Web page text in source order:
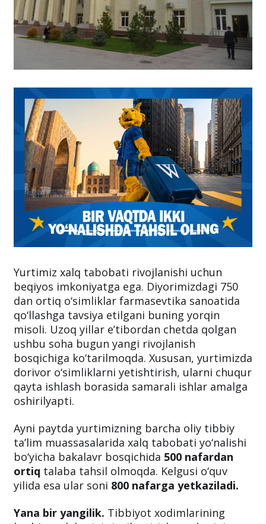
Yurtimiz xalq tabobati rivojlanishi uchun
beqiyos imkoniyatga ega. Diyorimizdagi 750
dan ortiq o‘simliklar farmasevtika sanoatida
qo‘llashga tavsiya etilgani buning yorqin
misoli. Uzoq yillar e’tibordan chetda qolgan
ushbu soha bugun yangi rivojlanish
bosqichiga ko‘tarilmoqda. Xususan, yurtimizda
dorivor o‘simliklarni yetishtirish, ularni chuqur
qayta ishlash borasida samarali ishlar amalga
oshirilyapti.
Ayni paytda yurtimizning barcha oliy tibbiy
ta’lim muassasalarida xalq tabobati yo‘nalishi
bo‘yicha bakalavr bosqichida 500 nafardan
ortiq talaba tahsil olmoqda. Kelgusi o‘quv
yilida esa ular soni 800 nafarga yetkaziladi.
Yana bir yangilik. Tibbiyot xodimlarining